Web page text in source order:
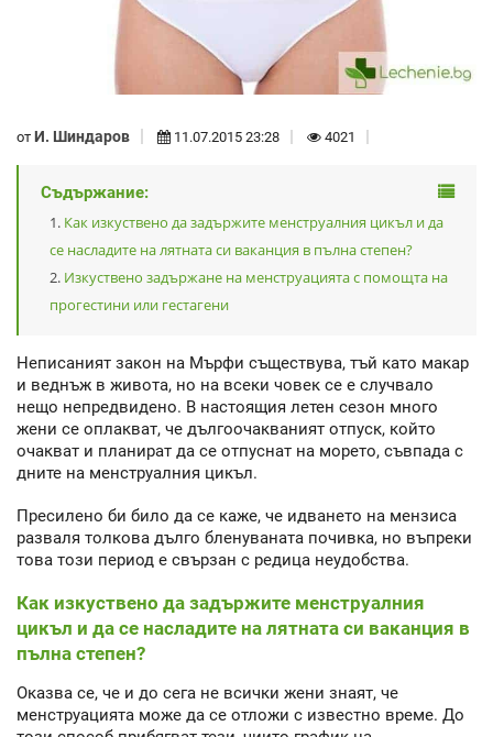
от И. Шиндаров 11.07.2015 23:28 4021
Съдържание:
Как изкуствено да задържите менструалния цикъл и да
се насладите на лятната си ваканция в пълна степен?
Изкуствено задържане на менструацията с помощта на
прогестини или гестагени
Неписаният закон на Мърфи съществува, тъй като макар
и веднъж в живота, но на всеки човек се е случвало
нещо непредвидено. В настоящия летен сезон много
жени се оплакват, че дългоочакваният отпуск, който
очакват и планират да се отпуснат на морето, съвпада с
дните на менструалния цикъл.
Пресилено би било да се каже, че идването на мензиса
разваля толкова дълго бленуваната почивка, но въпреки
това този период е свързан с редица неудобства.
Как изкуствено да задържите менструалния
цикъл и да се насладите на лятната си ваканция в
пълна степен?
Оказва се, че и до сега не всички жени знаят, че
менструацията може да се отложи с известно време. До